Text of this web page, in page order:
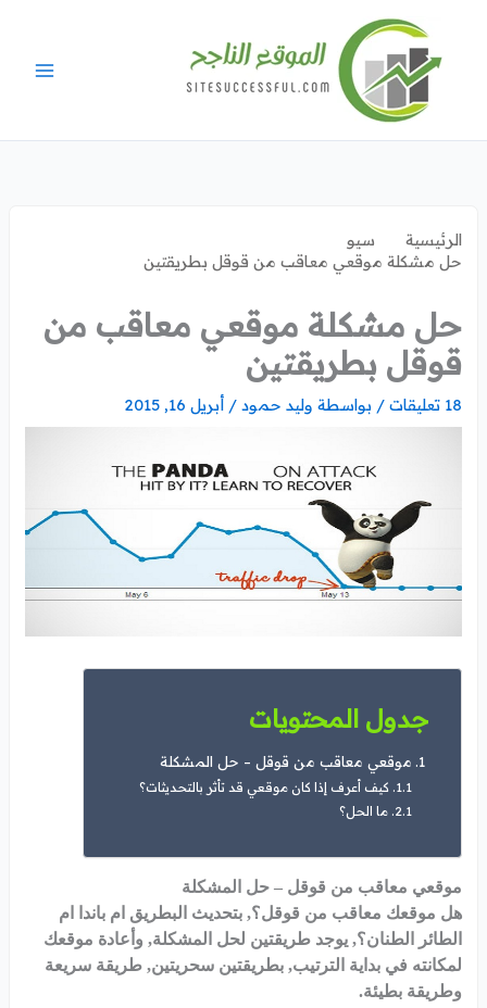
المحتوى
الرئيسية
سيو
حل مشكلة موقعي معاقب من قوقل بطريقتين
حل مشكلة موقعي معاقب من
قوقل بطريقتين
18 تعليقات / بواسطة وليد حمود/أبريل 16, 2015
جدول المحتويات
موقعي معاقب من قوقل – حل المشكلة
كيف أعرف إذا كان موقعي قد تأثر بالتحديثات؟
ما الحل؟
موقعي معاقب من قوقل – حل المشكلة
هل موقعك معاقب من قوقل؟, بتحديث البطريق ام باندا ام
الطائر الطنان؟, يوجد طريقتين لحل المشكلة, وأعادة موقعك
لمكانته في بداية الترتيب, بطريقتين سحريتين, طريقة سريعة
وطريقة بطيئة.